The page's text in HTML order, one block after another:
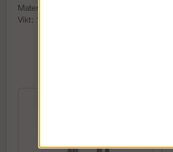
Material: varmgalvat stål
Vikt: 10 kg